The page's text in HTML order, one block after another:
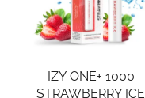
IZY ONE+ 1000
STRAWBERRY ICE